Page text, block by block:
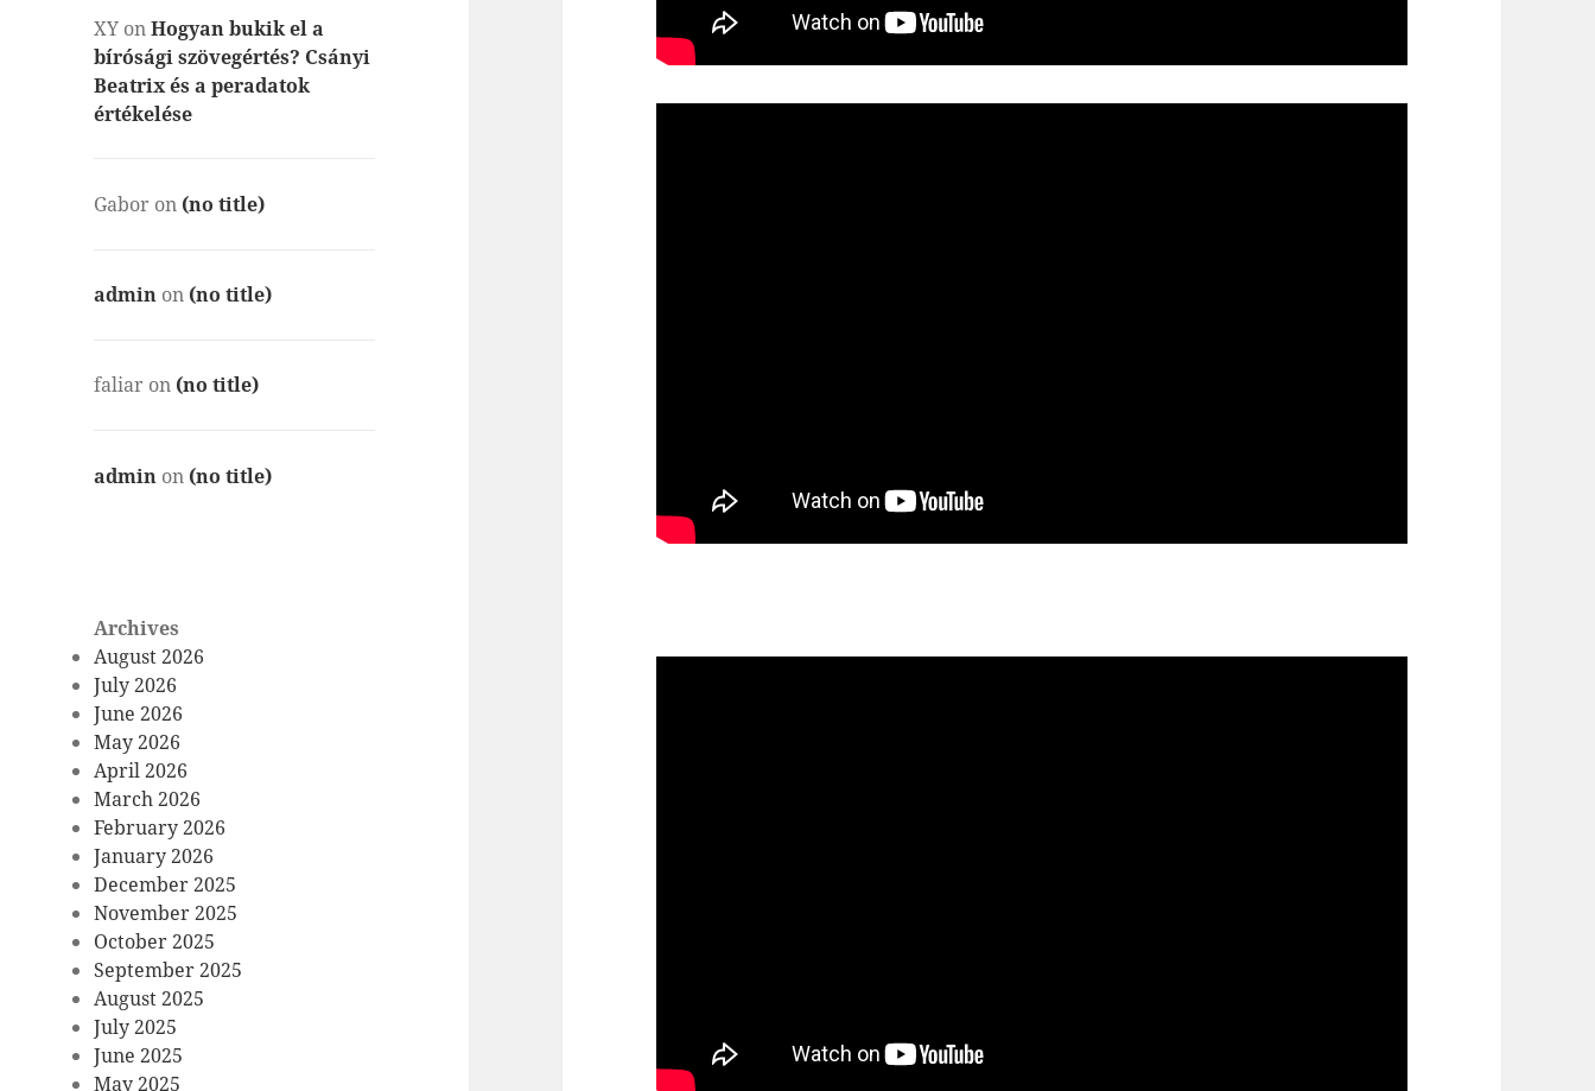
XY onHogyan bukik el a
bírósági szövegértés? Csányi
Beatrix és a peradatok
értékelése
Gabor on (no title)
admin on (no title)
faliar on (no title)
admin on (no title)
Archives
August 2026
July 2026
June 2026
May 2026
April 2026
March 2026
February 2026
January 2026
December 2025
November 2025
October 2025
September 2025
August 2025
July 2025
June 2025
May 2025